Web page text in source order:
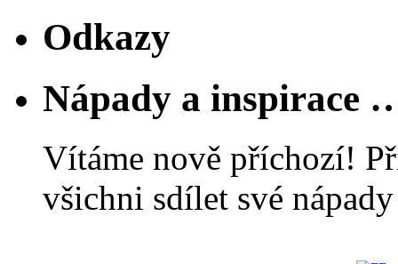
Odkazy
Nápady a inspirace
Vítáme nově příchozí!
všichni sdílet své